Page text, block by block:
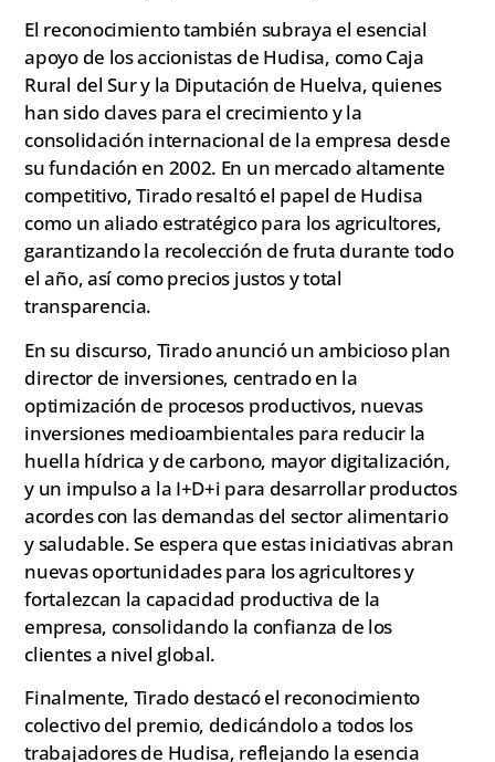
El reconocimiento también subraya el esencial
apoyo de los accionistas de Hudisa, como Caja
Rural del Sur y la Diputación de Huelva, quienes
han sido claves para el crecimiento y la
consolidación internacional de la empresa desde
su fundación en 2002. En un mercado altamente
competitivo, Tirado resaltó el papel de Hudisa
como un aliado estratégico para los agricultores,
garantizando la recolección de fruta durante todo
el año, así como precios justos y total
transparencia.
En su discurso, Tirado anunció un ambicioso plan
director de inversiones, centrado en la
optimización de procesos productivos, nuevas
inversiones medioambientales para reducir la
huella hídrica y de carbono, mayor digitalización,
y un impulso a la I+D+i para desarrollar productos
acordes con las demandas del sector alimentario
y saludable. Se espera que estas iniciativas abran
nuevas oportunidades para los agricultores y
fortalezcan la capacidad productiva de la
empresa, consolidando la confianza de los
clientes a nivel global.
Finalmente, Tirado destacó el reconocimiento
colectivo del premio, dedicándolo a todos los
trabajadores de Hudisa, reflejando la esencia